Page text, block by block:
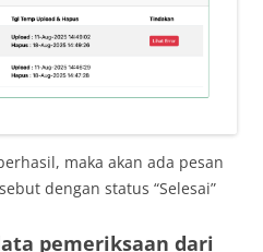
maka akan ada pesan
dengan status “Selesai”
pemeriksaan dari